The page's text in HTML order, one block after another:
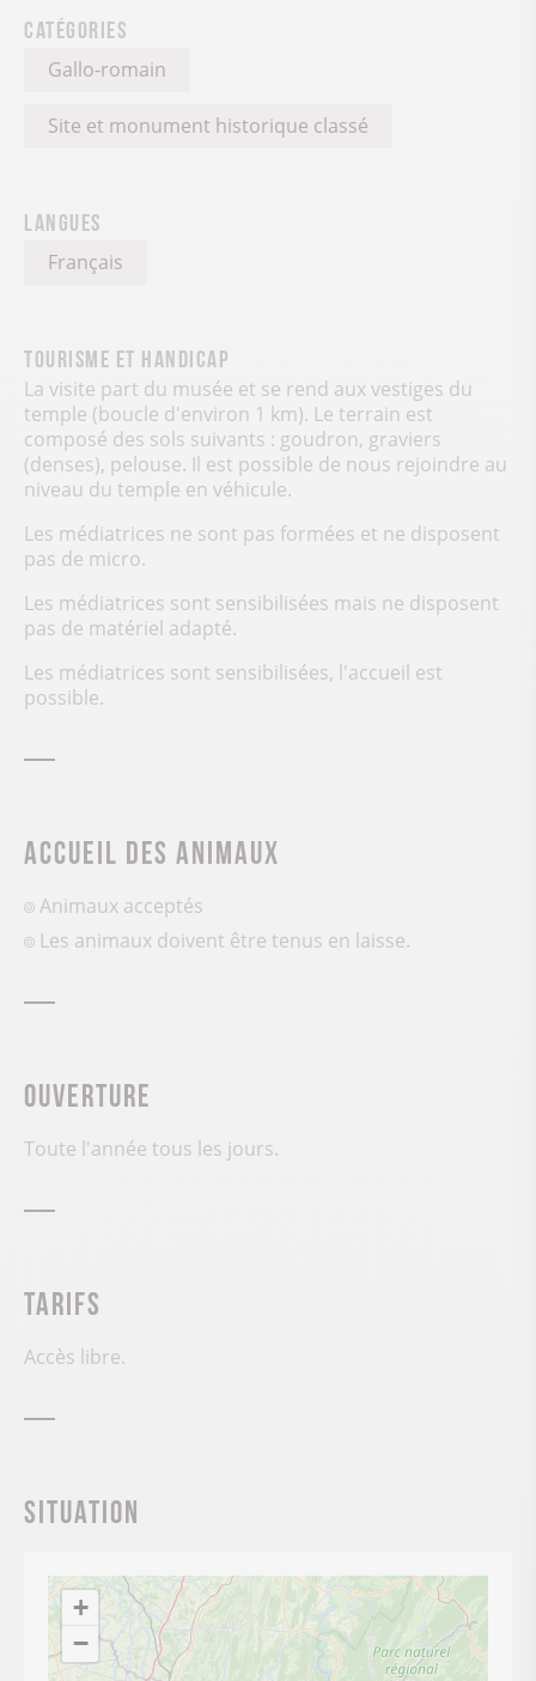
Catégories
Gallo-romain
Site et monument historique classé
Langues
Français
Tourisme et handicap
La visite part du musée et se rend aux vestiges du
temple (boucle d'environ 1 km). Le terrain est
composé des sols suivants : goudron, graviers
(denses), pelouse. Il est possible de nous rejoindre au
niveau du temple en véhicule.
Les médiatrices ne sont pas formées et ne disposent
pas de micro.
Les médiatrices sont sensibilisées mais ne disposent
pas de matériel adapté.
Les médiatrices sont sensibilisées, l'accueil est
possible.
Accueil des animaux
Animaux acceptés
Les animaux doivent être tenus en laisse.
Ouverture
Toute l'année tous les jours.
Tarifs
Accès libre.
Situation
+
−